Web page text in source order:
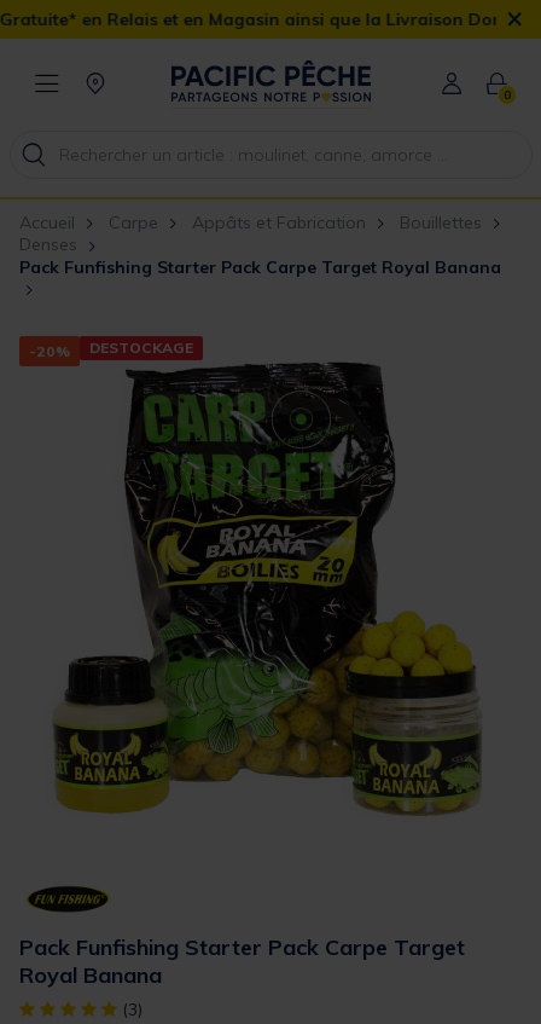
et en Magasin ainsi que la Livraison Domicile offerte dès 90€
×
0
Accueil Carpe Appâts et Fabrication
Bouillettes
Denses
Pack Funfishing Starter Pack Carpe Target Royal Banana
-20% DESTOCKAGE
Pack Funfishing Starter Pack Carpe Target
Royal Banana
[object Object] out of 5 Customer Rating
(3)